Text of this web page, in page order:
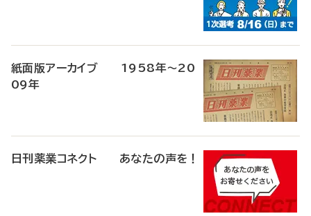
紙面版アーカイブ 1958年～20
09年
日刊薬業コネクト あなたの声を！